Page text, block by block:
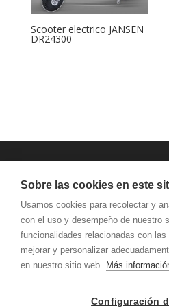
Scooter electrico JANSEN
DR24300
JANSEN MAQUINARIA
AVISO LEGAL Y PRIVACIDAD
Sobre las cookies en este
Usamos cookies para recolectar y
con el uso y desempeño de nuestro
funcionalidades relacionadas con
mejorar y personalizar
en nuestro sitio web. Más
Configuración